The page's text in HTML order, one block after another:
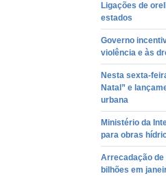
Ligações de
estados
Governo
violência e às
Nesta sexta-
Natal” e
urbana
Ministério da
para obras
Arrecadação
bilhões em